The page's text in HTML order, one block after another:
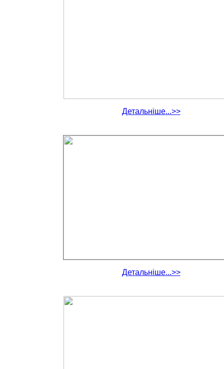
Детальніше...>>
Детальніше...>>